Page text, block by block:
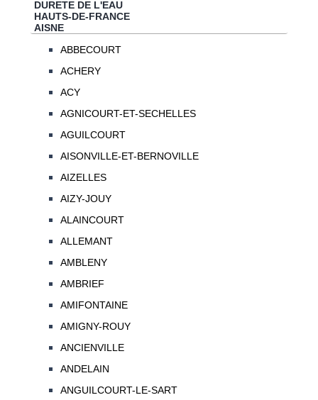
DURETE DE L'EAU
HAUTS-DE-FRANCE
AISNE
ABBECOURT
ACHERY
ACY
AGNICOURT-ET-SECHELLES
AGUILCOURT
AISONVILLE-ET-BERNOVILLE
AIZELLES
AIZY-JOUY
ALAINCOURT
ALLEMANT
AMBLENY
AMBRIEF
AMIFONTAINE
AMIGNY-ROUY
ANCIENVILLE
ANDELAIN
ANGUILCOURT-LE-SART